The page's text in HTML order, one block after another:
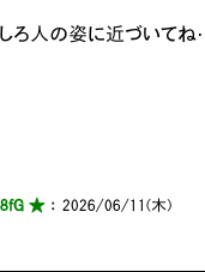
近づいてね
★：2026/06/11(木)